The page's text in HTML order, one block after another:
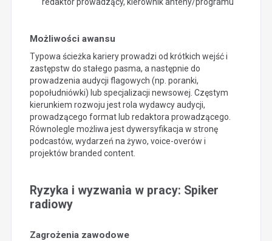
Możliwości awansu
Typowa ścieżka kariery prowadzi od krótkich wejść i
zastępstw do stałego pasma, a następnie do
prowadzenia audycji flagowych (np. poranki,
popołudniówki) lub specjalizacji newsowej. Częstym
kierunkiem rozwoju jest rola wydawcy audycji,
prowadzącego format lub redaktora prowadzącego.
Równolegle możliwa jest dywersyfikacja w stronę
podcastów, wydarzeń na żywo, voice-overów i
projektów branded content.
Ryzyka i wyzwania w pracy: Spiker
radiowy
Zagrożenia zawodowe